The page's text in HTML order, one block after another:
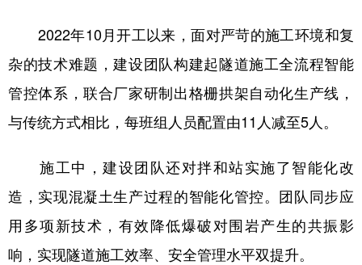
北京 天津 河北 山西
辽宁 吉林 上海 江苏
广东 广西 海南 重庆
陕西 甘肃 青海
2022年10月开工以来，面对严苛的施工环境和复
杂的技术难题，建设团队构建起隧道施工全流程智能
管控体系，联合厂家研制出格栅拱架自动化生产线，
与传统方式相比，每班组人员配置由11人减至5人。
施工中，建设团队还对拌和站实施了智能化改
造，实现混凝土生产过程的智能化管控。团队同步应
用多项新技术，有效降低爆破对围岩产生的共振影
响，实现隧道施工效率、安全管理水平双提升。